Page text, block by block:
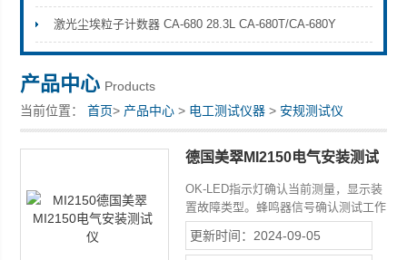
激光尘埃粒子计数器 CA-680 28.3L CA-680T/CA-680Y
产品中心 Products
当前位置：首页> 产品中心 > 电工测试仪器 > 安规测试仪
德国美翠MI2150电气安装测试
OK-LED指示灯确认当前测量，显示装
置故障类型。蜂鸣器信号确认测试工作
完成。闪烁LED灯确认测试程序，表示
发现的故障类型。各种安全测试直接在
更新时间：2024-09-05